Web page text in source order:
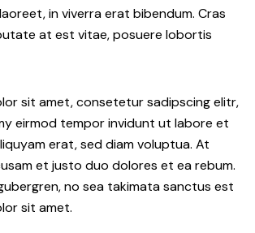
in viverra erat bibendum. Cras
at est vitae, posuere lobortis
sit amet, consetetur sadipscing elitr,
eirmod tempor invidunt ut labore et
erat, sed diam voluptua. At
et justo duo dolores et ea rebum.
no sea takimata sanctus est
sit amet.